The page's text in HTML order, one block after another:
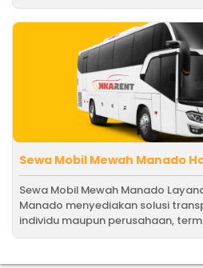
Sewa Mobil Mewah Manado
Sewa Mobil Mewah Manado
Manado menyediakan solusi
individu maupun perusahaan,